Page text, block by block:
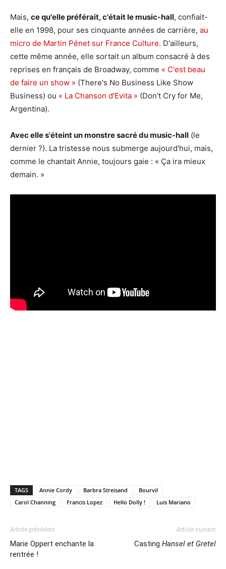
Mais, ce qu'elle préférait, c'était le music-hall, confiait-
elle en 1998, pour ses cinquante années de carrière, au
micro de Martin Pénet sur France Culture. D'ailleurs,
cette même année, elle sortait un album consacré à des
reprises en français de Broadway, comme « C'est beau
de faire un show » (There's No Business Like Show
Business) ou « La Chanson d'Evita » (Don't Cry for Me,
Argentina).
Avec elle s'éteint un monstre sacré du music-hall (le
dernier ?). La tristesse nous submerge aujourd'hui, mais,
comme le chantait Annie, toujours gaie : « Ça ira mieux
demain. »
TAGS Annie Cordy Barbra Streisand
Bourvil
Carol Channing
Francis Lopez Hello Dolly ! Luis Mariano
Article précédent
Marie Oppert enchante la
rentrée !
Article suivant
Casting Hansel et Gretel